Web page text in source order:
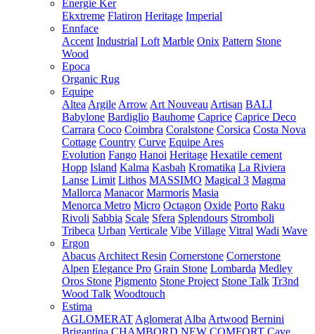
Energie Ker
Ekxtreme Flatiron Heritage Imperial
Ennface
Accent Industrial Loft Marble Onix Pattern Stone
Wood
Epoca
Organic Rug
Equipe
Altea Argile Arrow Art Nouveau Artisan BALI
Babylone Bardiglio Bauhome Caprice Caprice Deco
Carrara Coco Coimbra Coralstone Corsica Costa Nova
Cottage Country Curve Equipe Ares
Evolution Fango Hanoi Heritage Hexatile cement
Hopp Island Kalma Kasbah Kromatika La Riviera
Lanse Limit Lithos MASSIMO Magical 3 Magma
Mallorca Manacor Marmoris Masia
Menorca Metro Micro Octagon Oxide Porto Raku
Rivoli Sabbia Scale Sfera Splendours Stromboli
Tribeca Urban Verticale Vibe Village Vitral Wadi Wave
Ergon
Abacus Architect Resin Cornerstone Cornerstone
Alpen Elegance Pro Grain Stone Lombarda Medley
Oros Stone Pigmento Stone Project Stone Talk Tr3nd
Wood Talk Woodtouch
Estima
AGLOMERAT Aglomerat Alba Artwood Bernini